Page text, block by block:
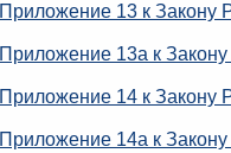
Приложение 13 к Закону
Приложение 13а к
Приложение 14 к Закону
Приложение 14а к